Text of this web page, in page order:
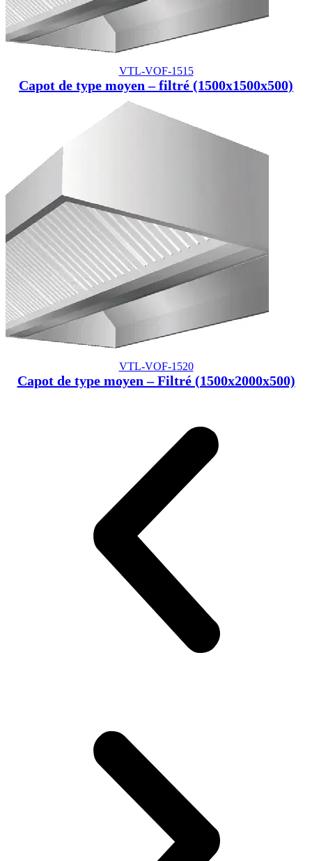
VTL-VOF-1515
Capot de type moyen – filtré (1500x1500x500)
VTL-VOF-1520
Capot de type moyen – Filtré (1500x2000x500)